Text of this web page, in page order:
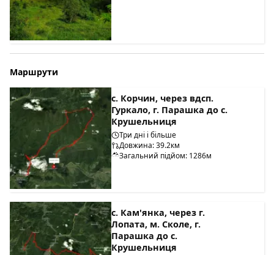
Маршрути
с. Корчин, через вдсп.
Гуркало, г. Парашка до с.
Крушельниця
Три дні і більше
Довжина: 39.2км
Загальний підйом: 1286м
с. Кам'янка, через г.
Лопата, м. Сколе, г.
Парашка до с.
Крушельниця